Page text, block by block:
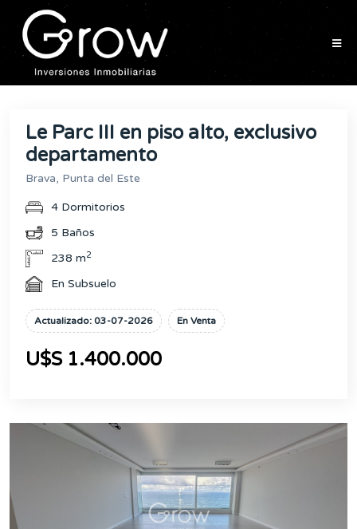
Le Parc III en piso alto, exclusivo
departamento
Brava, Punta del Este
4 Dormitorios
5 Baños
238 m2
En Subsuelo
Actualizado: 03-07-2026 En Venta
U$S 1.400.000